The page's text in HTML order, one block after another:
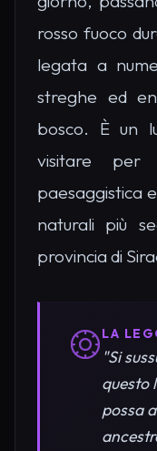
rosso fuoco
legata a
streghe ed
bosco. È un
visitare
paesaggistica
naturali più
provincia di
LA
"Si
questo
possa